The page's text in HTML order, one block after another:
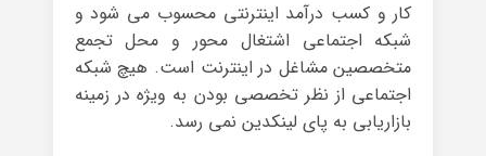
کار و کسب درآمد اینترنتی محسوب می شود و
شبکه اجتماعی اشتغال محور و محل تجمع
متخصصین مشاغل در اینترنت است. هیچ شبکه
اجتماعی از نظر تخصصی بودن به ویژه در زمینه
بازاریابی به پای لینکدین نمی رسد.